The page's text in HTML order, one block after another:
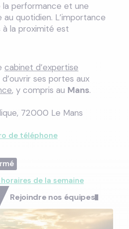
la performance et une
au quotidien. L’importance
la proximité est
cabinet d’expertise
ses portes aux
, y compris au Mans.
72000 Le Mans
de téléphone
de la semaine
Rejoindre nos équipes